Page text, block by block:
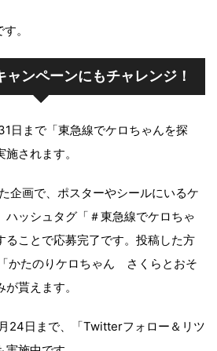
。
ンペーンにもチャレンジ！
日まで「東急線でケロちゃんを探
されます。
企画で、ポスターやシールにいるケ
ハッシュタグ「＃東急線でケロちゃ
ることで応募完了です。投稿した方
かたのりケロちゃん さくらとおそ
貰えます。
24日まで、「Twitterフォロー＆リツ